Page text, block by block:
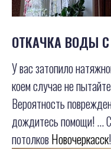
ОТКАЧКА ВОДЫ
У вас затопило
коем случае не
Вероятность
дождитесь помощи! ...
потолковНовочеркасск!